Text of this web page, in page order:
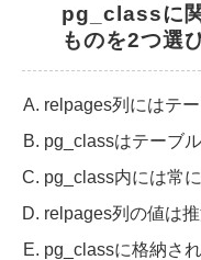
pg_classに
ものを2つ選
relpages列にはテ
pg_classはテーブ
pg_class内には常
relpages列の値は
pg_classに格納さ